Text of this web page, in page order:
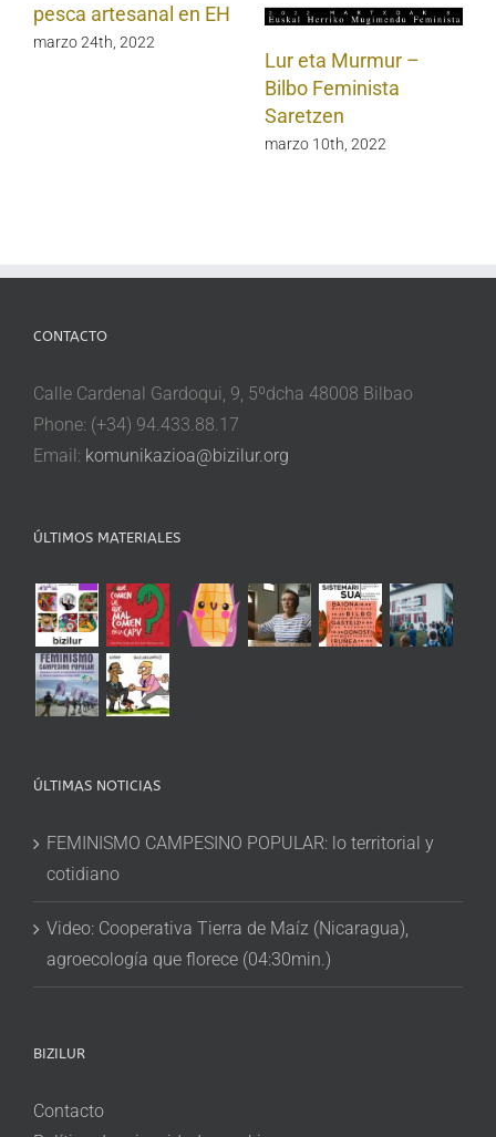
pesca artesanal en EH
marzo 24th, 2022
Lur eta Murmur –
Bilbo Feminista
Saretzen
marzo 10th, 2022
CONTACTO
Calle Cardenal Gardoqui, 9, 5ºdcha 48008 Bilbao
Phone: (+34) 94.433.88.17
Email: komunikazioa@bizilur.org
ÚLTIMOS MATERIALES
ÚLTIMAS NOTICIAS
FEMINISMO CAMPESINO POPULAR: lo territorial y
cotidiano
Video: Cooperativa Tierra de Maíz (Nicaragua),
agroecología que florece (04:30min.)
BIZILUR
Contacto